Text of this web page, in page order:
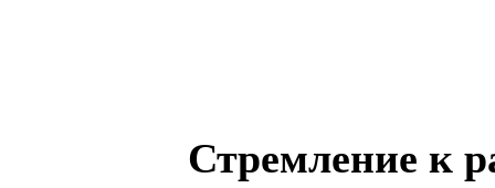
Стремление к